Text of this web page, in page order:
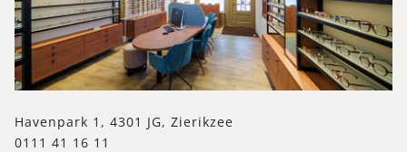
Havenpark 1, 4301 JG, Zierikzee
0111 41 16 11